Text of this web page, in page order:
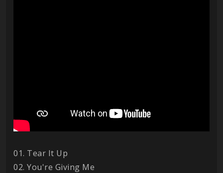
01. Tear It Up
02. You're Giving Me